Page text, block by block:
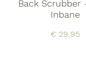
Back Scrubber
Inbane
Prijs
€ 29,95